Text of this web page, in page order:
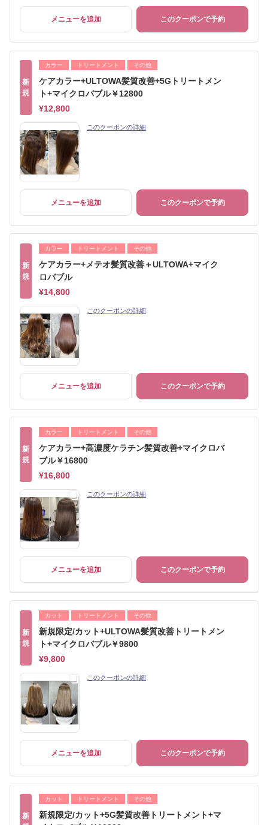
メニューを追加 このクーポンで予約
新
規
カラー トリートメント その他
ケアカラー+ULTOWA髪質改善+5Gトリートメン
ト+マイクロバブル￥12800
¥12,800
このクーポンの詳細
メニューを追加 このクーポンで予約
新
規
カラー トリートメント その他
ケアカラー+メテオ髪質改善＋ULTOWA+マイク
ロバブル
¥14,800
このクーポンの詳細
メニューを追加 このクーポンで予約
新
規
カラー トリートメント その他
ケアカラー+高濃度ケラチン髪質改善+マイクロバ
ブル￥16800
¥16,800
このクーポンの詳細
メニューを追加 このクーポンで予約
新
規
カット トリートメント その他
新規限定/カット+ULTOWA髪質改善トリートメン
ト+マイクロバブル￥9800
¥9,800
このクーポンの詳細
メニューを追加 このクーポンで予約
新
カット トリートメント その他
新規限定/カット+5G髪質改善トリートメント+マ